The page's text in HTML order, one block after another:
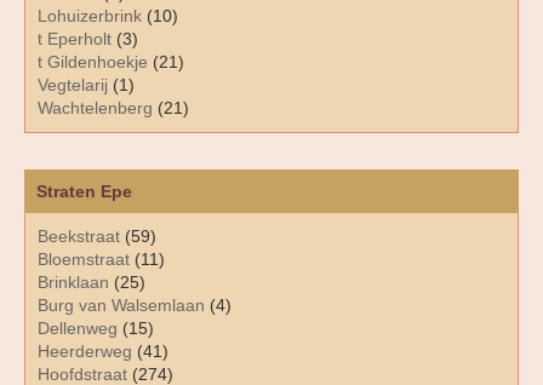
Straten Epe
Beekstraat (59)
Bloemstraat (11)
Brinklaan (25)
Burg van Walsemlaan (4)
Dellenweg (15)
Heerderweg (41)
Hoofdstraat (274)
Lohuizerbrink (10)
t Eperholt (3)
t Gildenhoekje (21)
Vegtelarij (1)
Wachtelenberg (21)